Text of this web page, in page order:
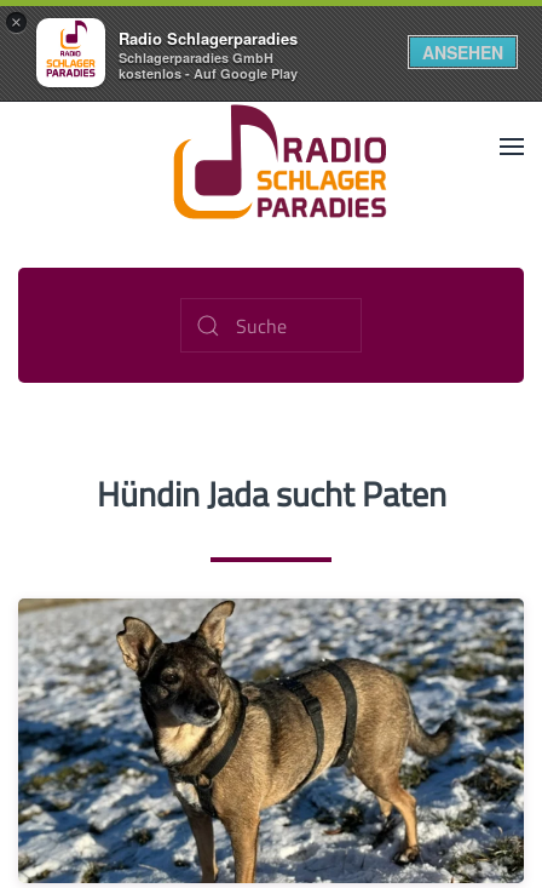
×
Radio Schlagerparadies
Schlagerparadies GmbH
kostenlos - Auf Google Play
ANSEHEN
Hündin Jada sucht Paten